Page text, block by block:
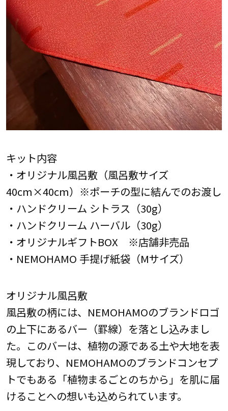
キット内容
・オリジナル風呂敷（風呂敷サイズ
40cm×40cm）※ポーチの型に結んでのお渡し
・ハンドクリーム シトラス（30g）
・ハンドクリーム ハーバル（30g）
・オリジナルギフトBOX ※店舗非売品
・NEMOHAMO 手提げ紙袋（Mサイズ）
オリジナル風呂敷
風呂敷の柄には、NEMOHAMOのブランドロゴ
の上下にあるバー（罫線）を落とし込みまし
た。このバーは、植物の源である土や大地を表
現しており、NEMOHAMOのブランドコンセプ
トでもある「植物まるごとのちから」を肌に届
けることへの想いも込められています。